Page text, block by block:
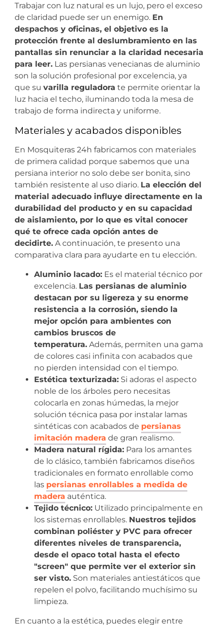
Trabajar con luz natural es un lujo, pero el exceso
de claridad puede ser un enemigo. En
despachos y oficinas, el objetivo es la
protección frente al deslumbramiento en las
pantallas sin renunciar a la claridad necesaria
para leer. Las persianas venecianas de aluminio
son la solución profesional por excelencia, ya
que su varilla reguladora te permite orientar la
luz hacia el techo, iluminando toda la mesa de
trabajo de forma indirecta y uniforme.
Materiales y acabados disponibles
En Mosquiteras 24h fabricamos con materiales
de primera calidad porque sabemos que una
persiana interior no solo debe ser bonita, sino
también resistente al uso diario. La elección del
material adecuado influye directamente en la
durabilidad del producto y en su capacidad
de aislamiento, por lo que es vital conocer
qué te ofrece cada opción antes de
decidirte. A continuación, te presento una
comparativa clara para ayudarte en tu elección.
Aluminio lacado: Es el material técnico por
excelencia. Las persianas de aluminio
destacan por su ligereza y su enorme
resistencia a la corrosión, siendo la
mejor opción para ambientes con
cambios bruscos de
temperatura. Además, permiten una gama
de colores casi infinita con acabados que
no pierden intensidad con el tiempo.
Estética texturizada: Si adoras el aspecto
noble de los árboles pero necesitas
colocarla en zonas húmedas, la mejor
solución técnica pasa por instalar lamas
sintéticas con acabados de persianas
imitación madera de gran realismo.
Madera natural rígida: Para los amantes
de lo clásico, también fabricamos diseños
tradicionales en formato enrollable como
las persianas enrollables a medida de
madera auténtica.
Tejido técnico: Utilizado principalmente en
los sistemas enrollables. Nuestros tejidos
combinan poliéster y PVC para ofrecer
diferentes niveles de transparencia,
desde el opaco total hasta el efecto
"screen" que permite ver el exterior sin
ser visto. Son materiales antiestáticos que
repelen el polvo, facilitando muchísimo su
limpieza.
En cuanto a la estética, puedes elegir entre